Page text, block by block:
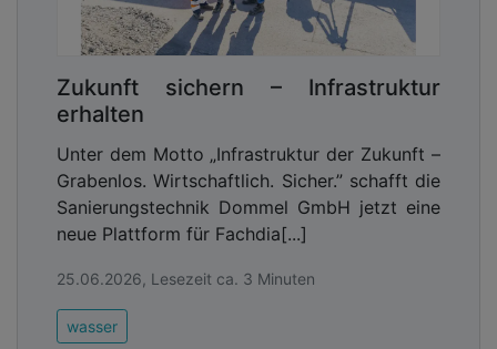
Zukunft sichern – Infrastruktur
erhalten
Unter dem Motto „Infrastruktur der Zukunft –
Grabenlos. Wirtschaftlich. Sicher.” schafft die
Sanierungstechnik Dommel GmbH jetzt eine
neue Plattform für Fachdia[...]
25.06.2026, Lesezeit ca. 3 Minuten
wasser